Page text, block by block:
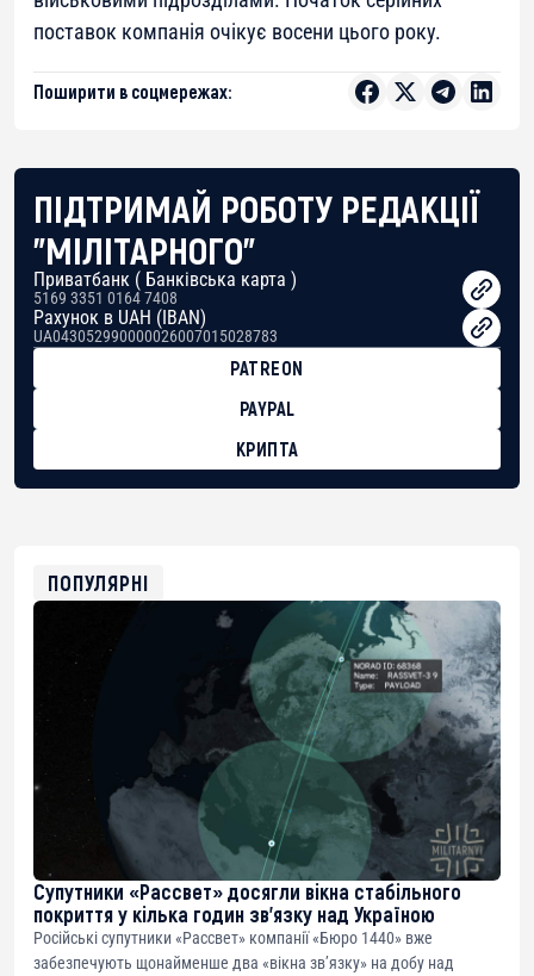
поставок компанія очікує восени цього року.
Поширити в соцмережах:
ПІДТРИМАЙ РОБОТУ РЕДАКЦІЇ
"МІЛІТАРНОГО"
Приватбанк ( Банківська карта )
5169 3351 0164 7408
Рахунок в UAH (IBAN)
UA043052990000026007015028783
PATREON
PAYPAL
КРИПТА
0xfD02863D3289416fcF50975c9DFda13623f97758
ПОПУЛЯРНІ
Супутники «Рассвет» досягли вікна стабільного
покриття у кілька годин зв’язку над Україною
Російські супутники «Рассвет» компанії «Бюро 1440» вже
забезпечують щонайменше два «вікна зв’язку» на добу над